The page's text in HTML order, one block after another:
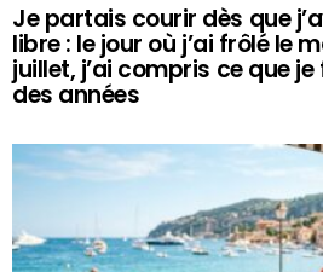
Je partais courir dès que
libre : le jour où j’ai frôlé le
juillet, j’ai compris ce que
des années